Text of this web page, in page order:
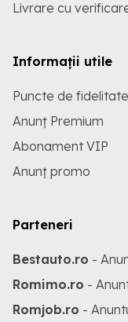
Livrare cu
Informații utile
Puncte de fidelitate
Anunț Premium
Abonament VIP
Anunț promo
Parteneri
Bestauto.ro -
Romimo.ro -
Romjob.ro -